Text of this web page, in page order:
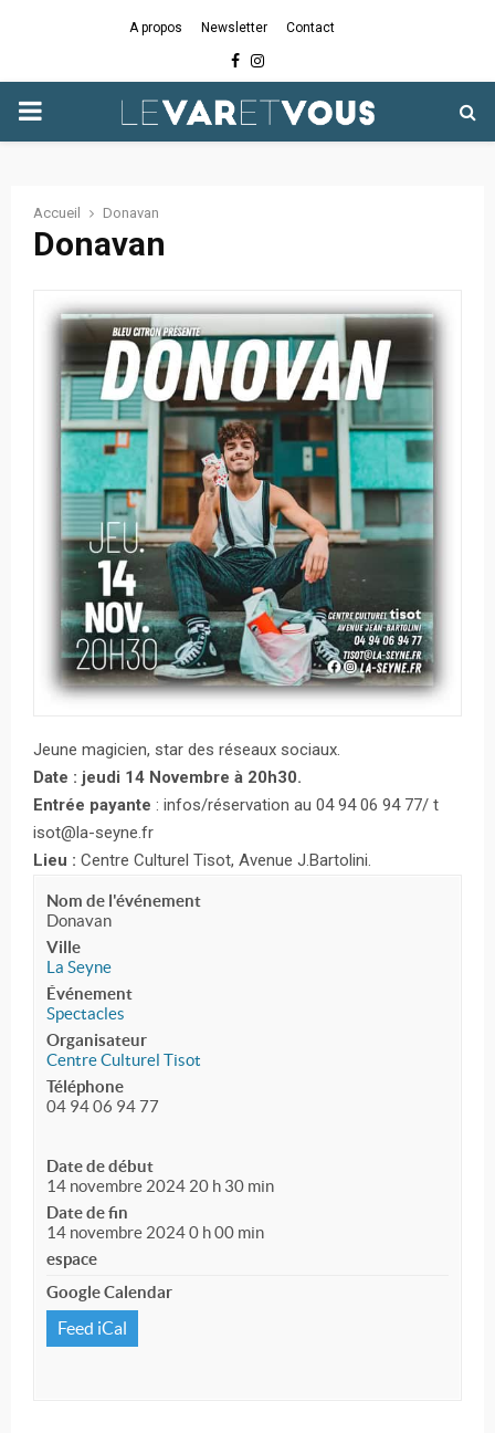
A propos Newsletter Contact
Facebook
Instagram
PRIMARY
Accueil Donavan
Donavan
Jeune magicien, star des réseaux sociaux.
Date : jeudi 14 Novembre à 20h30.
Entrée payante : infos/réservation au 04 94 06 94 77/ t
isot@la-seyne.fr
Lieu : Centre Culturel Tisot, Avenue J.Bartolini.
Nom de l'événement
Donavan
Ville
La Seyne
Événement
Spectacles
Organisateur
Centre Culturel Tisot
Téléphone
04 94 06 94 77
Date de début
14 novembre 2024 20 h 30 min
Date de fin
14 novembre 2024 0 h 00 min
espace
Google Calendar
Feed iCal